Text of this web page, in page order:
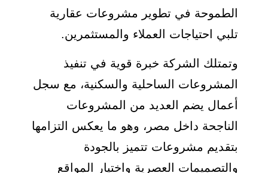
الطموحة في تطوير مشروعات عقارية
تلبي احتياجات العملاء والمستثمرين.
وتمتلك الشركة خبرة قوية في تنفيذ
المشروعات الساحلية والسكنية، مع سجل
أعمال يضم العديد من المشروعات
الناجحة داخل مصر، وهو ما يعكس التزامها
بتقديم مشروعات تتميز بالجودة
والتصميمات العصرية واختيار المواقع